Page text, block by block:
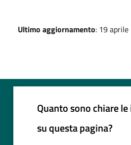
Ultimo aggiornamento: 19
Quanto sono chiare
su questa pagina?